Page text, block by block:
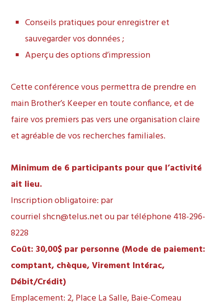
Conseils pratiques pour enregistrer et
sauvegarder vos données ;
Aperçu des options d’impression
Cette conférence vous permettra de prendre en
main Brother’s Keeper en toute confiance, et de
faire vos premiers pas vers une organisation claire
et agréable de vos recherches familiales.
Minimum de 6 participants pour que l’activité
ait lieu.
Inscription obligatoire: par
courrielshcn@telus.netou par téléphone 418-296-
8228
Coût: 30,00$ par personne (Mode de paiement:
comptant, chèque, Virement Intérac,
Débit/Crédit)
Emplacement: 2, Place La Salle, Baie-Comeau